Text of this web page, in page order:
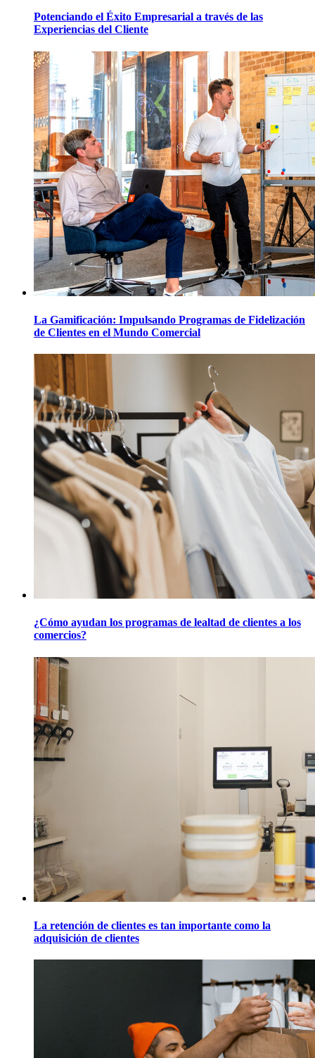
Potenciando el Éxito Empresarial a través de las
Experiencias del Cliente
La Gamificación: Impulsando Programas de Fidelización
de Clientes en el Mundo Comercial
¿Cómo ayudan los programas de lealtad de clientes a los
comercios?
La retención de clientes es tan importante como la
adquisición de clientes